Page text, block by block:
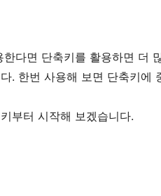
다면 단축키를 활용하면 더
. 한번 사용해 보면 단축키에
부터 시작해 보겠습니다.